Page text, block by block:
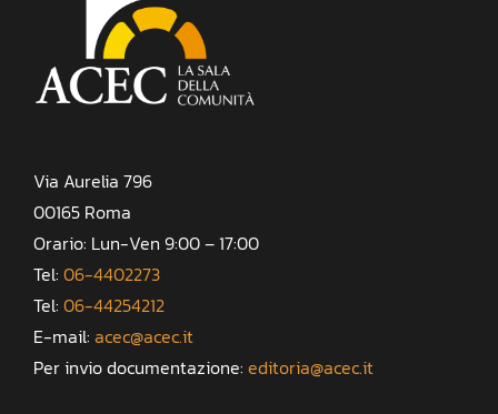
Via Aurelia 796
00165 Roma
Orario: Lun-Ven 9:00 – 17:00
Tel: 06-4402273
Tel: 06-44254212
E-mail: acec@acec.it
Per invio documentazione: editoria@acec.it